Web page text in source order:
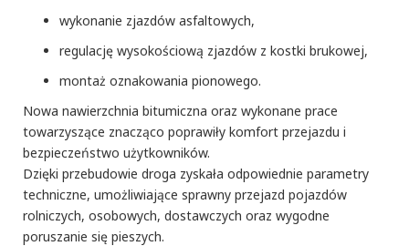
wykonanie zjazdów asfaltowych,
regulację wysokościową zjazdów z kostki brukowej,
montaż oznakowania pionowego.
Nowa nawierzchnia bitumiczna oraz wykonane prace
towarzyszące znacząco poprawiły komfort przejazdu i
bezpieczeństwo użytkowników.
Dzięki przebudowie droga zyskała odpowiednie parametry
techniczne, umożliwiające sprawny przejazd pojazdów
rolniczych, osobowych, dostawczych oraz wygodne
poruszanie się pieszych.